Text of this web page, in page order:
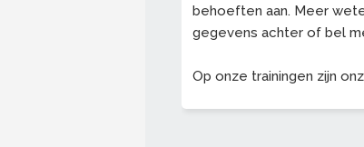
behoeften aan. Meer
gegevens achter of bel
Op onze trainingen zijn